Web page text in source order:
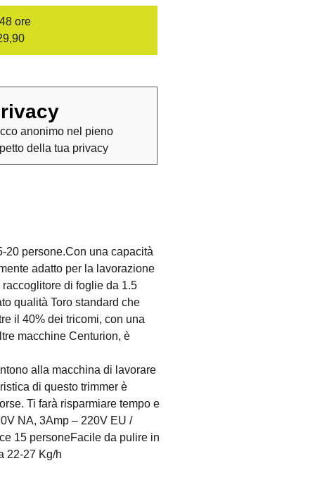
ore
anonimo nel pieno
della tua privacy
20 persone.Con una capacità
adatto per la lavorazione
di foglie da 1.5
qualità Toro standard che
il 40% dei tricomi, con una
macchine Centurion, è
alla macchina di lavorare
di questo trimmer è
Ti farà risparmiare tempo e
NA, 3Amp – 220V EU /
15 personeFacile da pulire in
22-27 Kg/h